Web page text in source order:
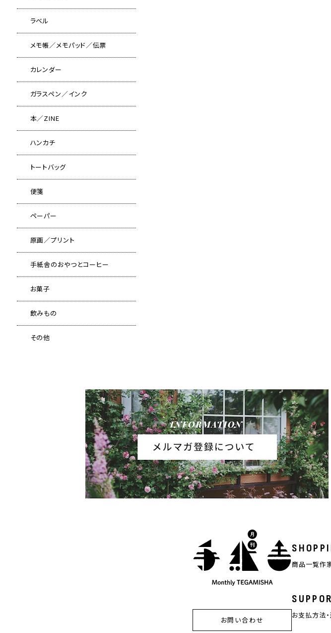
ラベル
メモ帳／メモパッド／伝票
カレンダー
ガラスペン／インク
本／ZINE
ハンカチ
トートバッグ
便箋
ペーパー
原画／プリント
手紙舎のおやつとコーヒー
お菓子
飲みもの
その他
商品一覧作
お支払方法
お問い合わせ